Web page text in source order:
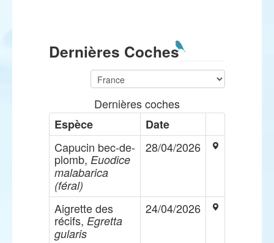
Dernières Coches
Dernières coches
Espèce
Date
Capucin bec-de-
plomb, Euodice
malabarica
(féral)
28/04/2026
Aigrette des
récifs, Egretta
gularis
24/04/2026